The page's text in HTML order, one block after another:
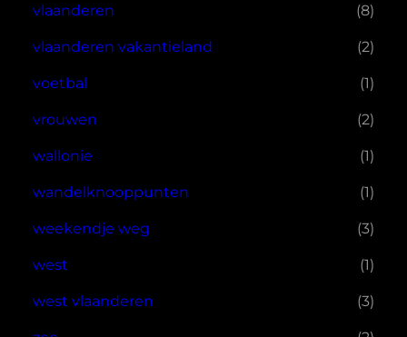
vlaanderen (8)
vlaanderen vakantieland (2)
voetbal (1)
vrouwen (2)
wallonie (1)
wandelknooppunten (1)
weekendje weg (3)
west (1)
west vlaanderen (3)